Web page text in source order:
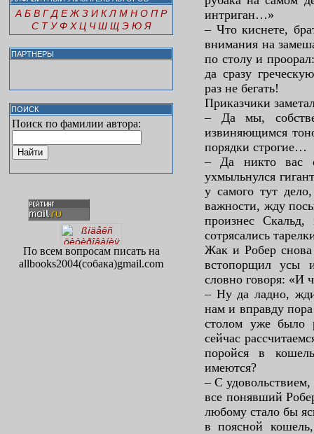
А Б В Г Д Е Ж З И К Л М Н О П Р
С Т У Ф Х Ц Ч Ш Щ Э Ю Я
ПАРТНЕРЫ
ПОИСК
Поиск по фамилии автора:
По всем вопросам писать на
allbooks2004(собака)gmail.com
интриган…»
– Что киснете,
внимания на
по столу и
да сразу
раз не бегать!
Приказчики
– Да мы,
извиняющимся
порядки строгие…
– Да никто вас
ухмыльнулся
у самого тут
важности, жду
произнес
сотрясались
Жак и Робер снова
встопорщил усы
словно говоря: «И
– Ну да ладно,
нам и вправду
столом уже было
сейчас
поройся в
имеются?
– С
все понявший
любому стало бы
в поясной